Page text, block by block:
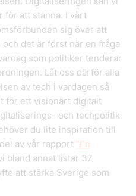
för att stanna. I vårt
sig över att
det är först när en fråga
som politiker tenderar
Låt oss därför alla
av tech i vardagen så
för ett visionärt digitalt
och techpolitik
du lite inspiration till
av vår rapport ”En
bland annat listar 37
att stärka Sverige som